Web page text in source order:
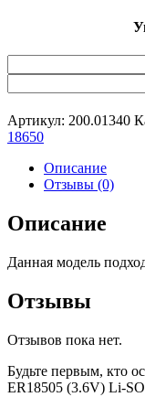
Артикул: 200.01340
18650
Описание
Отзывы (0)
Описание
Данная модель
Отзывы
Отзывов пока нет.
Будьте первым, кто
ER18505 (3.6V) Li-